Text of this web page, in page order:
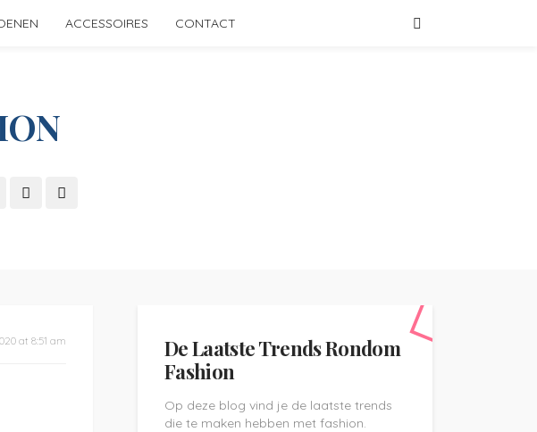
ACCESSOIRES CONTACT
at 8:51 am
De Laatste Trends Rondom
Fashion
Op deze blog vind je de laatste trends
die te maken hebben met fashion.